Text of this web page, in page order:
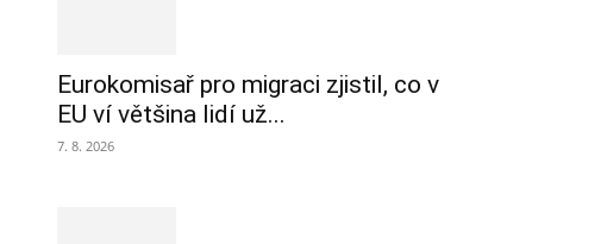
Eurokomisař pro migraci zjistil, co v
EU ví většina lidí už...
7. 8. 2026